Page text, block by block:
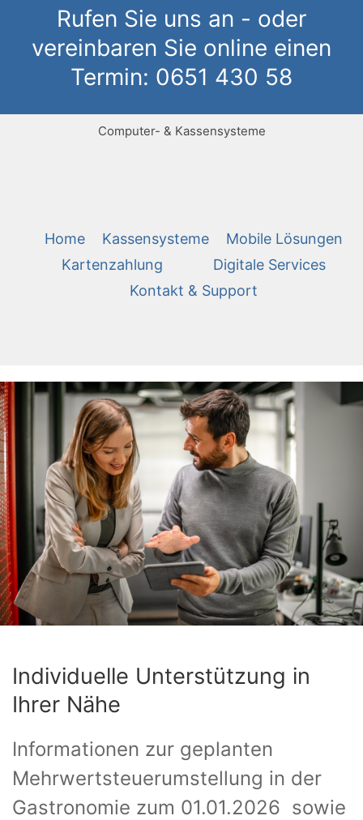
Rufen Sie uns an - oder
vereinbaren Sie online einen
Termin: 0651 430 58
Computer- & Kassensysteme
Home Kassensysteme
Mobile Lösungen
Kartenzahlung
Digitale Services
Kontakt & Support
Individuelle Unterstützung in
Ihrer Nähe
Informationen zur geplanten
Mehrwertsteuerumstellung in der
Gastronomie zum 01.01.2026 sowie